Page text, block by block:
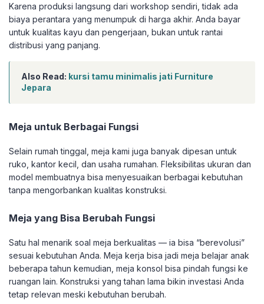
Karena produksi langsung dari workshop sendiri, tidak ada
biaya perantara yang menumpuk di harga akhir. Anda bayar
untuk kualitas kayu dan pengerjaan, bukan untuk rantai
distribusi yang panjang.
Also Read: kursi tamu minimalis jati Furniture
Jepara
Meja untuk Berbagai Fungsi
Selain rumah tinggal, meja kami juga banyak dipesan untuk
ruko, kantor kecil, dan usaha rumahan. Fleksibilitas ukuran dan
model membuatnya bisa menyesuaikan berbagai kebutuhan
tanpa mengorbankan kualitas konstruksi.
Meja yang Bisa Berubah Fungsi
Satu hal menarik soal meja berkualitas — ia bisa “berevolusi”
sesuai kebutuhan Anda. Meja kerja bisa jadi meja belajar anak
beberapa tahun kemudian, meja konsol bisa pindah fungsi ke
ruangan lain. Konstruksi yang tahan lama bikin investasi Anda
tetap relevan meski kebutuhan berubah.